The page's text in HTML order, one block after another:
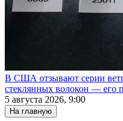
В США отзывают серии
стеклянных волокон — его
5 августа 2026, 9:00
На главную